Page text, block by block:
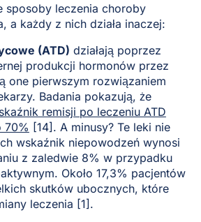
sposoby leczenia choroby
a każdy z nich działa inaczej:
(ATD) działają poprzez
produkcji hormonów przez
one pierwszym rozwiązaniem
Badania pokazują, że
remisji po leczeniu ATD
70% [14]. A minusy? Te leki nie
wskaźnik niepowodzeń wynosi
z zaledwie 8% w przypadku
Około 17,3% pacjentów
skutków ubocznych, które
leczenia [1].